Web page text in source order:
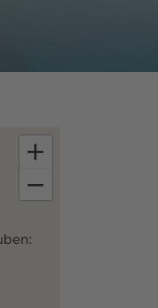
+
−